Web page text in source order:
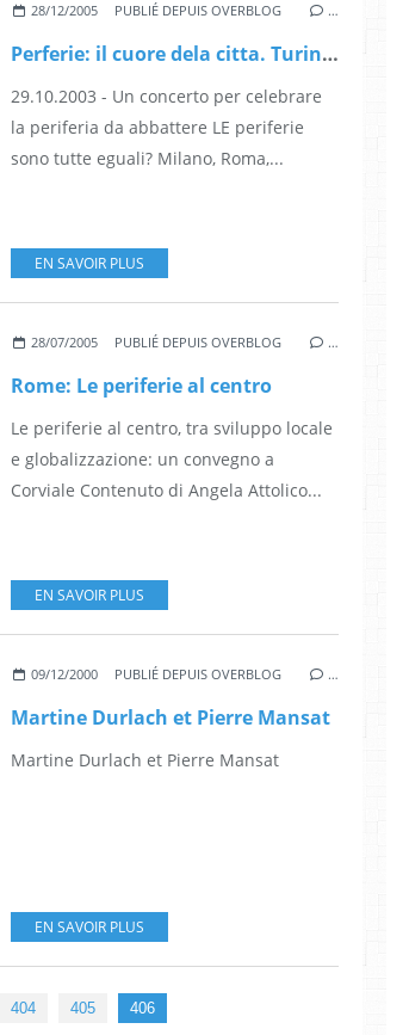
28/12/2005 PUBLIÉ DEPUIS OVERBLOG …
Perferie: il cuore dela citta. Turin dans La Stampa
29.10.2003 - Un concerto per celebrare
la periferia da abbattere LE periferie
sono tutte eguali? Milano, Roma,...
EN SAVOIR PLUS
28/07/2005 PUBLIÉ DEPUIS OVERBLOG …
Rome: Le periferie al centro
Le periferie al centro, tra sviluppo locale
e globalizzazione: un convegno a
Corviale Contenuto di Angela Attolico...
EN SAVOIR PLUS
09/12/2000 PUBLIÉ DEPUIS OVERBLOG …
Martine Durlach et Pierre Mansat
Martine Durlach et Pierre Mansat
EN SAVOIR PLUS
404 405 406